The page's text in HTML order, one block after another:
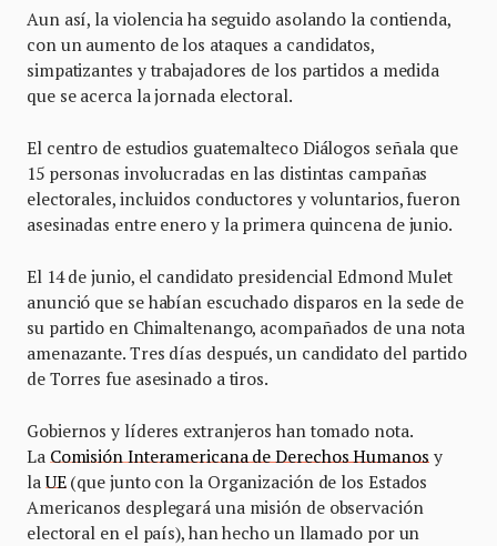
Aun así, la violencia ha seguido asolando la contienda,
con un aumento de los ataques a candidatos,
simpatizantes y trabajadores de los partidos a medida
que se acerca la jornada electoral.
El centro de estudios guatemalteco Diálogos señala que
15 personas involucradas en las distintas campañas
electorales, incluidos conductores y voluntarios, fueron
asesinadas entre enero y la primera quincena de junio.
El 14 de junio, el candidato presidencial Edmond Mulet
anunció que se habían escuchado disparos en la sede de
su partido en Chimaltenango, acompañados de una nota
amenazante. Tres días después, un candidato del partido
de Torres fue asesinado a tiros.
Gobiernos y líderes extranjeros han tomado nota.
La Comisión Interamericana de Derechos Humanosy
laUE(que junto con la Organización de los Estados
Americanos desplegará una misión de observación
electoral en el país), han hecho un llamado por un